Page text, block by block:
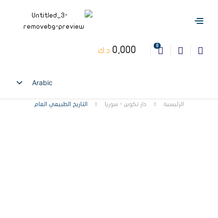
0
0,000 د.ك
Arabic
English
الرئيسية دار تكوين - سوريا التاريخ الطبيعي العام